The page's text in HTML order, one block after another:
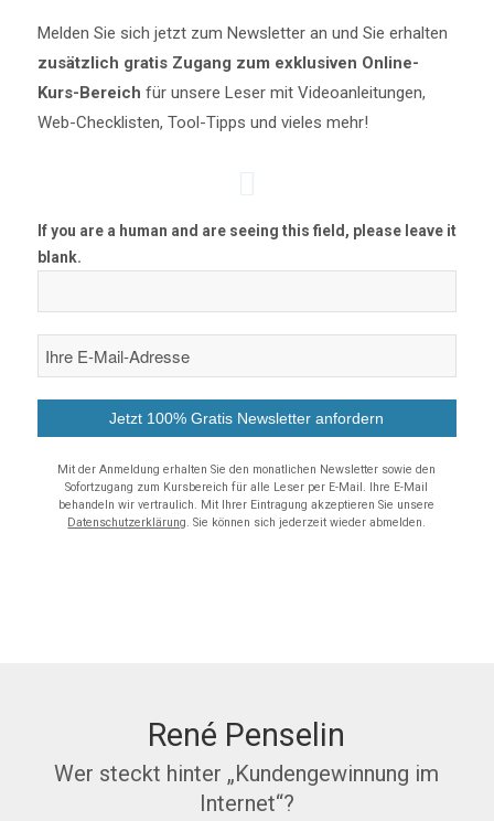
Melden Sie sich jetzt zum Newsletter an und Sie erhalten
zusätzlich gratis Zugang zum exklusiven Online-
Kurs-Bereich für unsere Leser mit Videoanleitungen,
Web-Checklisten, Tool-Tipps und vieles mehr!
If you are a human and are seeing this field, please leave it
blank.
Mit der Anmeldung erhalten Sie den monatlichen Newsletter sowie den
Sofortzugang zum Kursbereich für alle Leser per E-Mail. Ihre E-Mail
behandeln wir vertraulich. Mit Ihrer Eintragung akzeptieren Sie unsere
Datenschutzerklärung. Sie können sich jederzeit wieder abmelden.
René Penselin
Wer steckt hinter „Kundengewinnung im
Internet“?